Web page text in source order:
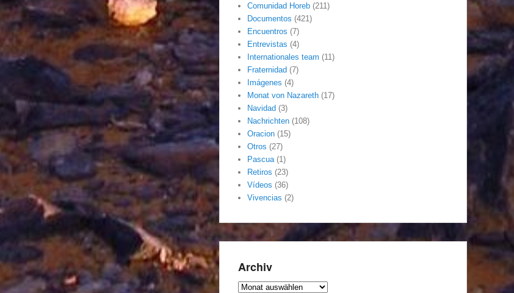
Comunidad Horeb (211)
Documentos (421)
Encuentros (7)
Entrevistas (4)
Internationales team (11)
Fraternidad (7)
Imágenes (4)
Monat von Nazareth (17)
Navidad (3)
Nachrichten (108)
Oracion (15)
Otros (27)
Pascua(1)
Retiros (23)
Vídeos (36)
Vivencias (2)
Archiv
Archiv